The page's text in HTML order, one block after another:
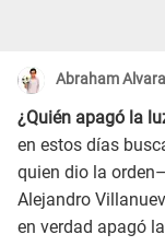
Abraham
¿Quién apagó la
en estos días
quien dio la
Alejandro
en verdad apagó